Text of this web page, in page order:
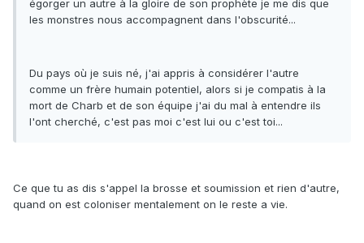
égorger un autre à la gloire de son prophète je me dis que
les monstres nous accompagnent dans l'obscurité...
Du pays où je suis né, j'ai appris à considérer l'autre
comme un frère humain potentiel, alors si je compatis à la
mort de Charb et de son équipe j'ai du mal à entendre ils
l'ont cherché, c'est pas moi c'est lui ou c'est toi...
Ce que tu as dis s'appel la brosse et soumission et rien d'autre,
quand on est coloniser mentalement on le reste a vie.